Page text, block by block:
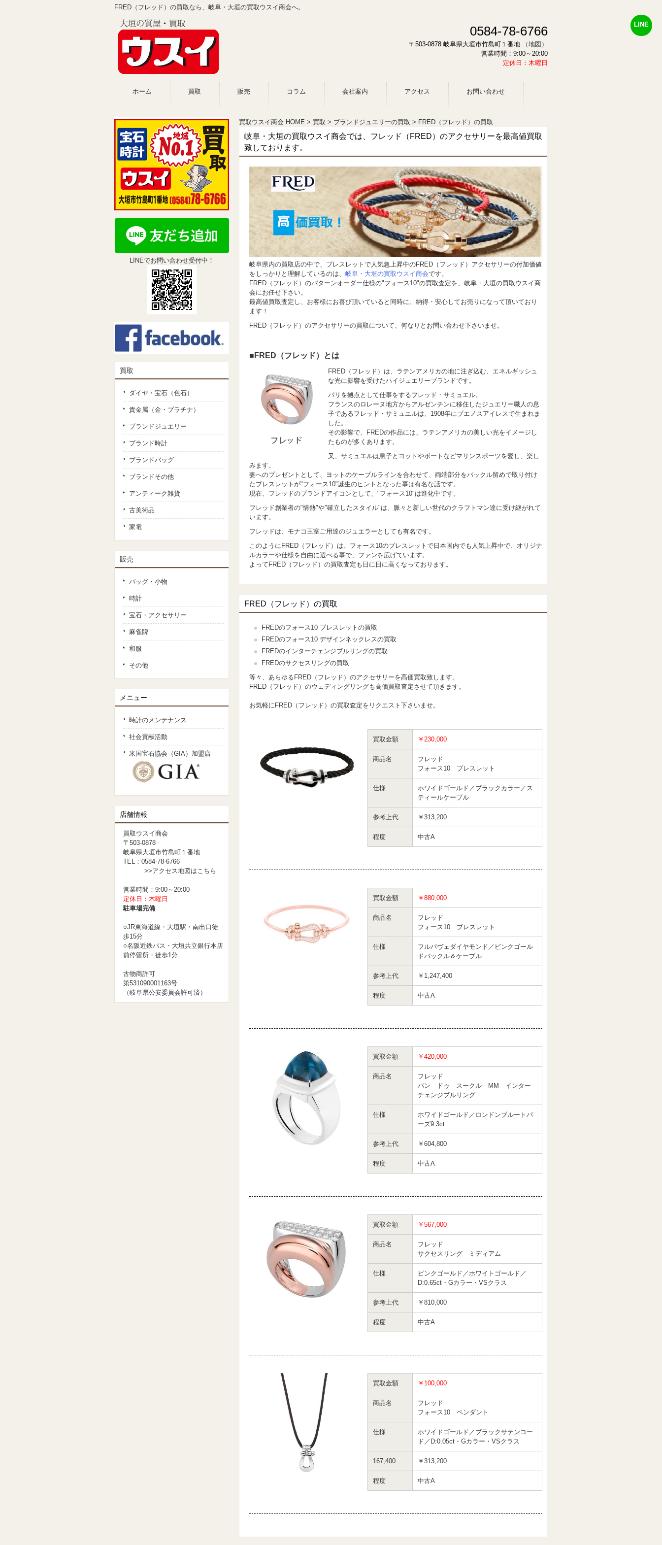
FRED（フレッド）の買取なら、岐阜・大垣の買取ウスイ商会へ。
0584-78-6766
〒503-0878 岐阜県大垣市竹島町１番地
（地図）
営業時間：9:00～20:00
定休日：木曜日
ホーム 買取 販売 コラム 会社案内 アクセス お問い合わせ
買取ウスイ商会 HOME 買取 ブランドジュエリーの買取 FRED（フレッド）の買取
岐阜・大垣の買取ウスイ商会では、フレッド（FRED）のアクセサリーを最高値買取
致しております。
岐阜県内の買取店の中で、ブレスレットで人気急上昇中のFRED（フレッド）アクセサリーの付加価値
をしっかりと理解しているのは、 岐阜・大垣の買取ウスイ商会です。
FRED（フレッド）のパターンオーダー仕様の"フォース10"の買取査定を、岐阜・大垣の買取ウスイ商
会にお任せ下さい。
最高値買取査定し、お客様にお喜び頂いていると同時に、納得・安心してお売りになって頂いており
ます！
FRED（フレッド）のアクセサリーの買取について、何なりとお問い合わせ下さいませ。
■FRED（フレッド）とは
FRED（フレッド）は、ラテンアメリカの地に注ぎ込む、エネルギッシュ
な光に影響を受けたハイジュエリーブランドです。
パリを拠点として仕事をするフレッド・サミュエル。
フランスのロレーヌ地方からアルゼンチンに移住したジュエリー職人の息
子であるフレッド・サミュエルは、1908年にブエノスアイレスで生まれま
した。
その影響で、FREDの作品には、ラテンアメリカの美しい光をイメージし
たものが多くあります。
又、サミュエルは息子とヨットやボートなどマリンスポーツを愛し、楽し
みます。
妻へのプレゼントとして、ヨットのケーブルラインを合わせて、両端部分をバックル留めで取り付け
たブレスレットが"フォース10"誕生のヒントとなった事は有名な話です。
現在、フレッドのブランドアイコンとして、"フォース10"は進化中です。
フレッド創業者の"情熱"や"確立したスタイル"は、脈々と新しい世代のクラフトマン達に受け継がれて
います。
フレッドは、モナコ王室ご用達のジュエラーとしても有名です。
このようにFRED（フレッド）は、フォース10のブレスレットで日本国内でも人気上昇中で、オリジナ
ルカラーや仕様を自由に選べる事で、ファンを広げています。
よってFRED（フレッド）の買取査定も日に日に高くなっております。
FRED（フレッド）の買取
FREDのフォース10 ブレスレットの買取
FREDのフォース10 デザインネックレスの買取
FREDのインターチェンジブルリングの買取
FREDのサクセスリングの買取
等々、あらゆるFRED（フレッド）のアクセサリーを高価買取致します。
FRED（フレッド）のウェディングリングも高価買取査定させて頂きます。
お気軽にFRED（フレッド）の買取査定をリクエスト下さいませ。
買取金額 ￥230,000
商品名
フレッド
フォース10 ブレスレット
仕様
ホワイドゴールド／ブラックカラー／ス
ティールケーブル
参考上代 ￥313,200
程度 中古A
買取金額 ￥880,000
商品名
フレッド
フォース10 ブレスレット
仕様
フルパヴェダイヤモンド／ピンクゴール
ドバックル＆ケーブル
参考上代 ￥1,247,400
程度 中古A
買取金額 ￥420,000
商品名
フレッド
パン ドゥ スークル MM インター
チェンジブルリング
仕様
ホワイドゴールド／ロンドンブルートパ
ーズ9.3ct
参考上代 ￥604,800
程度 中古A
買取金額 ￥567,000
商品名
フレッド
サクセスリング ミディアム
仕様
ピンクゴールド／ホワイトゴールド／
D:0.65ct・Gカラー・VSクラス
参考上代 ￥810,000
程度 中古A
買取金額 ￥100,000
商品名
フレッド
フォース10 ペンダント
仕様
ホワイドゴールド／ブラックサテンコー
ド／D:0.05ct・Gカラー・VSクラス
167,400 ￥313,200
程度 中古A
LINEでお問い合わせ受付中！
買取
ダイヤ・宝石（色石）
貴金属（金・プラチナ）
ブランドジュエリー
ブランド時計
ブランドバッグ
ブランドその他
アンティーク雑貨
古美術品
家電
販売
バッグ・小物
時計
宝石・アクセサリー
麻雀牌
和服
その他
メニュー
時計のメンテナンス
社会貢献活動
米国宝石協会（GIA）加盟店
店舗情報
買取ウスイ商会
〒503-0878
岐阜県大垣市竹島町１番地
TEL：0584-78-6766
>>アクセス地図はこちら
営業時間：9:00～20:00
定休日：木曜日
駐車場完備
○JR東海道線・大垣駅・南出口徒
歩15分
○名阪近鉄バス・大垣共立銀行本店
前停留所・徒歩1分
古物商許可
第531090001163号
（岐阜県公安委員会許可済）
LINE